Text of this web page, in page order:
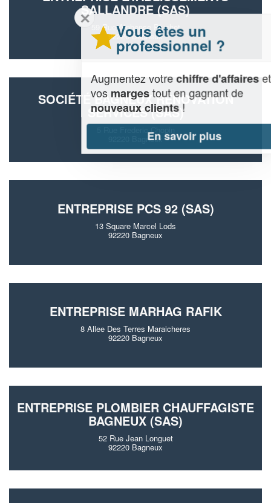
SALLANDRE (SAS)
59 Rue Alphonse Pluchet
92220 Bagneux
SOCIÉTÉ BAGNEUX RENOVATION
SERVICES (SAS)
5 Rue Frederic Chopin
92220 Bagneux
ENTREPRISE PCS 92 (SAS)
13 Square Marcel Lods
92220 Bagneux
ENTREPRISE MARHAG RAFIK
8 Allee Des Terres Maraicheres
92220 Bagneux
ENTREPRISE PLOMBIER CHAUFFAGISTE
BAGNEUX (SAS)
52 Rue Jean Longuet
92220 Bagneux
Vous êtes un
professionnel ?
Augmentez votrechiffre d'affaireset
vosmargestout en gagnant de
nouveaux clients!
En savoir plus